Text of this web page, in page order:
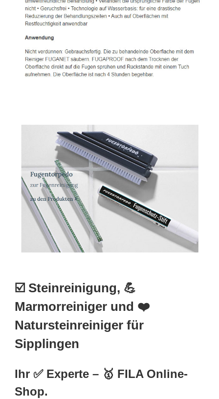
☑️ Steinreinigung, 💪
Marmorreiniger und ❤️
Natursteinreiniger für
Sipplingen
Ihr ✅ Experte – 🥇 FILA Online-
Shop.